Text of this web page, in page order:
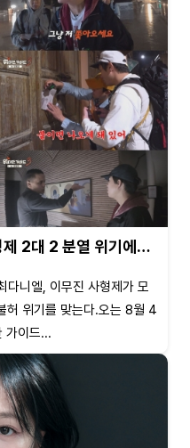
제 2대 2 분열 위기에…
다니엘, 이무진 사형제가 모
허 위기를 맞는다.오는 8월 4
가이드...